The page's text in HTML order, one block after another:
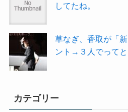
してたね。
草なぎ、香取が「
ント→３人でってと
カテゴリー